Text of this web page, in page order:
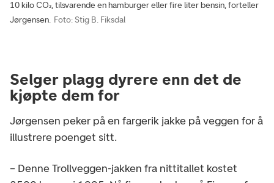
10 kilo CO₂, tilsvarende en hamburger eller fire liter bensin, forteller
Jørgensen. Foto: Stig B. Fiksdal
Selger plagg dyrere enn det de
kjøpte dem for
Jørgensen peker på en fargerik jakke på veggen for å
illustrere poenget sitt.
– Denne Trollveggen-jakken fra nittitallet kostet